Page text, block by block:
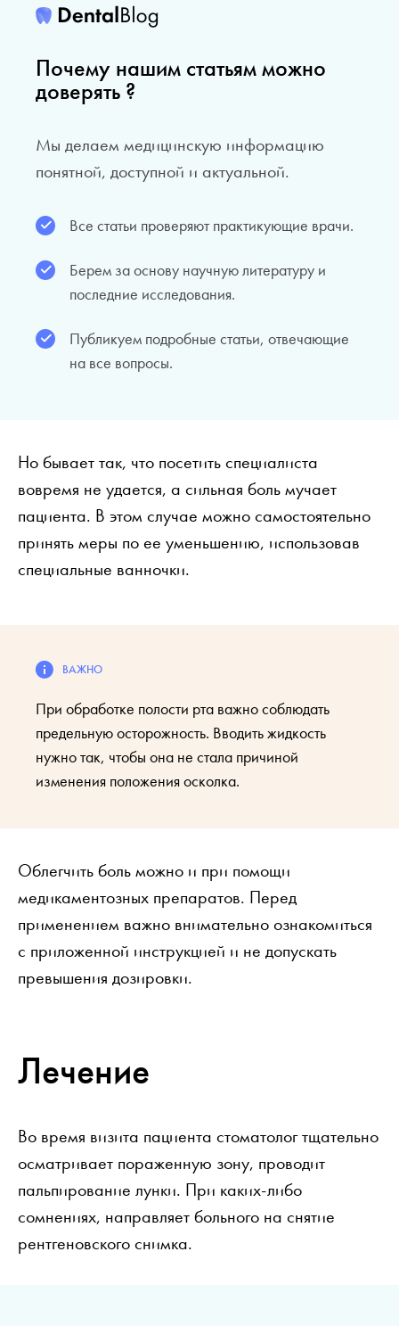
Почему нашим статьям можно
доверять ?
Мы делаем медицинскую информацию
понятной, доступной и актуальной.
Все статьи проверяют практикующие врачи.
Берем за основу научную литературу и
последние исследования.
Публикуем подробные статьи, отвечающие
на все вопросы.
Но бывает так, что посетить специалиста
вовремя не удается, а сильная боль мучает
пациента. В этом случае можно самостоятельно
принять меры по ее уменьшению, использовав
специальные ванночки.
При обработке полости рта важно соблюдать
предельную осторожность. Вводить жидкость
нужно так, чтобы она не стала причиной
изменения положения осколка.
Облегчить боль можно и при помощи
медикаментозных препаратов. Перед
применением важно внимательно ознакомиться
с приложенной инструкцией и не допускать
превышения дозировки.
Лечение
Во время визита пациента стоматолог тщательно
осматривает пораженную зону, проводит
пальпирование лунки. При каких-либо
сомнениях, направляет больного на снятие
рентгеновского снимка.